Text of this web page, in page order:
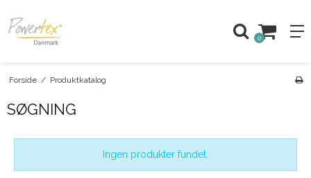
0
Forside / Produktkatalog
SØGNING
Ingen produkter fundet.